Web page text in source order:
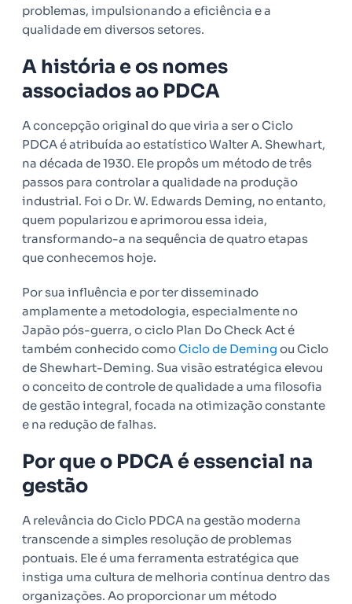
problemas, impulsionando a eficiência e a
qualidade em diversos setores.
A história e os nomes
associados ao PDCA
A concepção original do que viria a ser o Ciclo
PDCA é atribuída ao estatístico Walter A. Shewhart,
na década de 1930. Ele propôs um método de três
passos para controlar a qualidade na produção
industrial. Foi o Dr. W. Edwards Deming, no entanto,
quem popularizou e aprimorou essa ideia,
transformando-a na sequência de quatro etapas
que conhecemos hoje.
Por sua influência e por ter disseminado
amplamente a metodologia, especialmente no
Japão pós-guerra, o ciclo Plan Do Check Act é
também conhecido comoCiclo de Deming ou Ciclo
de Shewhart-Deming. Sua visão estratégica elevou
o conceito de controle de qualidade a uma filosofia
de gestão integral, focada na otimização constante
e na redução de falhas.
Por que o PDCA é essencial na
gestão
A relevância do Ciclo PDCA na gestão moderna
transcende a simples resolução de problemas
pontuais. Ele é uma ferramenta estratégica que
instiga uma cultura de melhoria contínua dentro das
organizações. Ao proporcionar um método